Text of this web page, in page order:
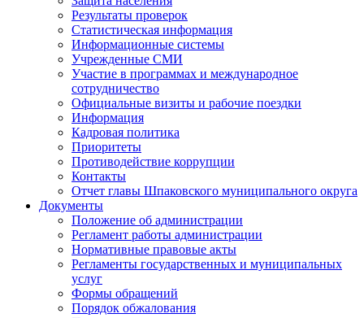
Результаты проверок
Статистическая информация
Информационные системы
Учрежденные СМИ
Участие в программах и международное
сотрудничество
Официальные визиты и рабочие поездки
Информация
Кадровая политика
Приоритеты
Противодействие коррупции
Контакты
Отчет главы Шпаковского муниципального округа
Документы
Положение об администрации
Регламент работы администрации
Нормативные правовые акты
Регламенты государственных и муниципальных
услуг
Формы обращений
Порядок обжалования